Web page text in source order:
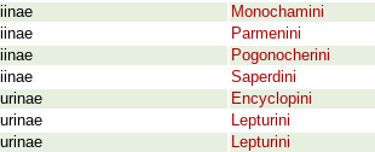
Monochamini
Parmenini
Pogonocherini
Saperdini
Encyclopini
Lepturini
Lepturini